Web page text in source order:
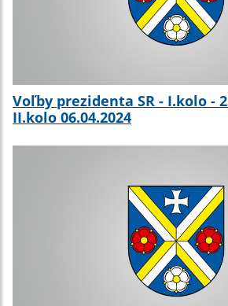
Voľby prezidenta SR - I.kolo -
II.kolo 06.04.2024